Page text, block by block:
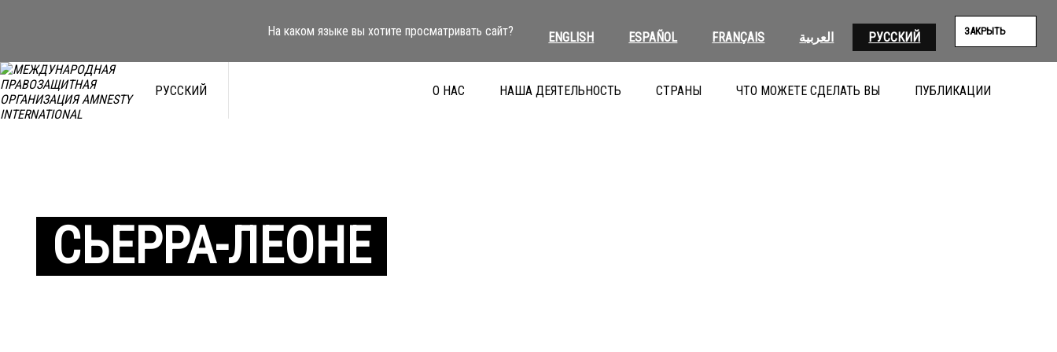
На каком языке вы хотите просматривать сайт? ENGLISH ESPAÑOL FRANÇAIS العربية РУССКИЙ ЗАКРЫТЬ
РУССКИЙ О НАС НАША ДЕЯТЕЛЬНОСТЬ СТРАНЫ ЧТО МОЖЕТЕ СДЕЛАТЬ ВЫ ПУБЛИКАЦИИ
СЬЕРРА-ЛЕОНЕ